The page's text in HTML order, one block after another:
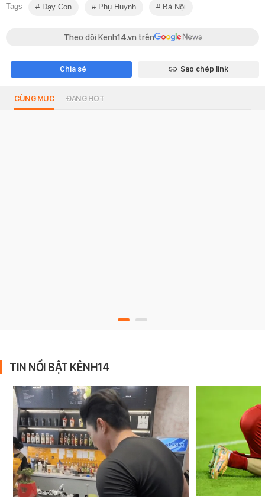
Tags Dạy Con Phụ Huynh Bà Nội
Theo dõi Kenh14.vn trên
Chia sẻ Sao chép link
CÙNG MỤC ĐANG HOT
TIN NỔI BẬT KÊNH14